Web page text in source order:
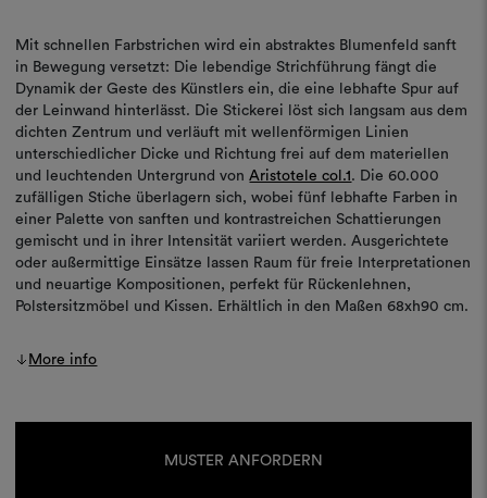
Mit schnellen Farbstrichen wird ein abstraktes Blumenfeld sanft
in Bewegung versetzt: Die lebendige Strichführung fängt die
Dynamik der Geste des Künstlers ein, die eine lebhafte Spur auf
der Leinwand hinterlässt. Die Stickerei löst sich langsam aus dem
dichten Zentrum und verläuft mit wellenförmigen Linien
unterschiedlicher Dicke und Richtung frei auf dem materiellen
und leuchtenden Untergrund vonAristotele col.1 . Die 60.000
zufälligen Stiche überlagern sich, wobei fünf lebhafte Farben in
einer Palette von sanften und kontrastreichen Schattierungen
gemischt und in ihrer Intensität variiert werden. Ausgerichtete
oder außermittige Einsätze lassen Raum für freie Interpretationen
und neuartige Kompositionen, perfekt für Rückenlehnen,
Polstersitzmöbel und Kissen. Erhältlich in den Maßen 68xh90 cm.
More info
MUSTER ANFORDERN